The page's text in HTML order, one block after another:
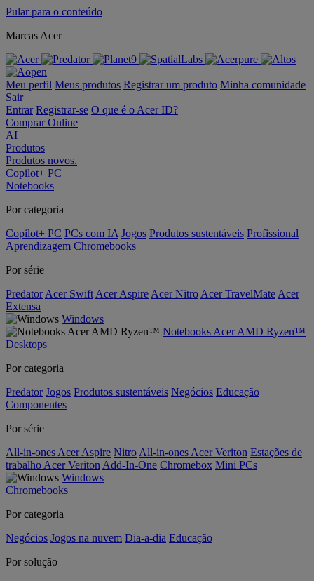
Pular para o conteúdo
Marcas Acer
Meu perfil Meus produtos Registrar um produto Minha comunidade
Sair
Entrar Registrar-se O que é o Acer ID?
Comprar Online
AI
Produtos
Produtos novos.
Copilot+ PC
Notebooks
Por categoria
Copilot+ PC PCs com IA Jogos Produtos sustentáveis Profissional
Aprendizagem Chromebooks
Por série
Predator Acer Swift Acer Aspire Acer Nitro Acer TravelMate Acer
Extensa
Windows
Notebooks Acer AMD Ryzen™
Desktops
Por categoria
Predator Jogos Produtos sustentáveis Negócios Educação
Componentes
Por série
All-in-ones Acer Aspire Nitro All-in-ones Acer Veriton Estações de
trabalho Acer Veriton Add-In-One Chromebox Mini PCs
Windows
Chromebooks
Por categoria
Negócios Jogos na nuvem Dia-a-dia Educação
Por solução